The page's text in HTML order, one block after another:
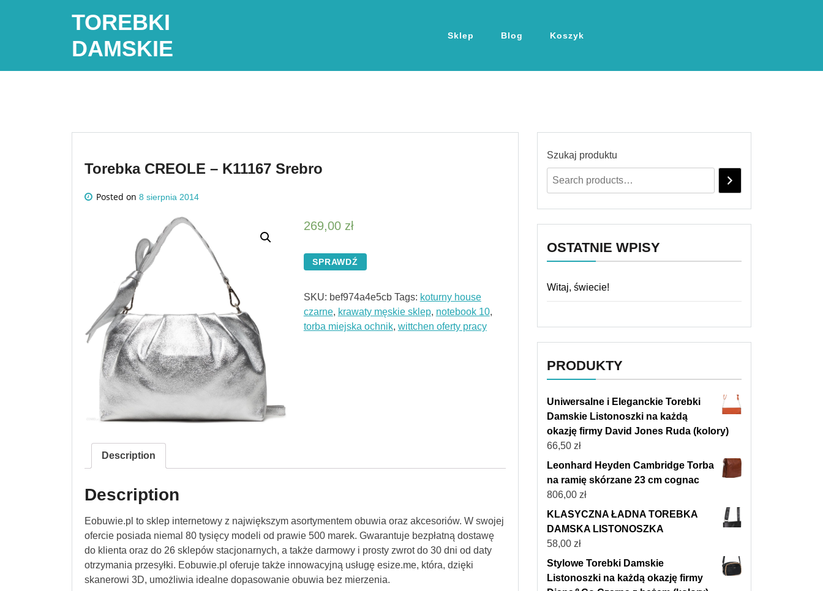
TOREBKI
DAMSKIE
Sklep Blog Koszyk
Torebka CREOLE – K11167 Srebro
Posted on 8 sierpnia 2014
269,00 zł
SPRAWDŹ
SKU: bef974a4e5cb Tags: koturny house
czarne, krawaty męskie sklep, notebook 10,
torba miejska ochnik, wittchen oferty pracy
Description
Description
Eobuwie.pl to sklep internetowy z największym asortymentem obuwia oraz akcesoriów. W swojej
ofercie posiada niemal 80 tysięcy modeli od prawie 500 marek. Gwarantuje bezpłatną dostawę
do klienta oraz do 26 sklepów stacjonarnych, a także darmowy i prosty zwrot do 30 dni od daty
otrzymania przesyłki. Eobuwie.pl oferuje także innowacyjną usługę esize.me, która, dzięki
skanerowi 3D, umożliwia idealne dopasowanie obuwia bez mierzenia.
Szukaj produktu
OSTATNIE WPISY
Witaj, świecie!
PRODUKTY
Uniwersalne i Eleganckie Torebki
Damskie Listonoszki na każdą
okazję firmy David Jones Ruda (kolory)
66,50 zł
Leonhard Heyden Cambridge Torba
na ramię skórzane 23 cm cognac
806,00 zł
KLASYCZNA ŁADNA TOREBKA
DAMSKA LISTONOSZKA
58,00 zł
Stylowe Torebki Damskie
Listonoszki na każdą okazję firmy